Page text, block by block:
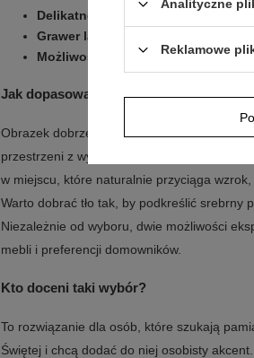
Delikatne kolory
nanoszone na
Grawer laserowy na odwrocie
Możliwość postawienia lub
Jak dopasować do stylu wnętrza?
Obrazek dobrze prezentuje się zarówno w
przestrzeni z wyraźnymi dodatkami, bo
w miejscu, które naturalnie przyciąga
Warto dobrać tło tak, by podkreślić srebrny
Niezależnie od wyboru, dwie możliwości
mebli i preferencji domowników.
Kto doceni taki wybór?
To rozwiązanie dla osób, które szukają
Świętej i chcą dodać do niej osobisty akcent.
Analityczne
Reklamowe